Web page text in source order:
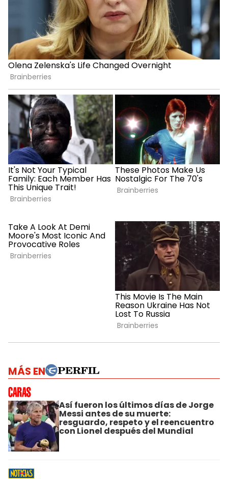
MÁS EN
Así fueron los últimos días de Jorge
Messi antes de su muerte:
resguardo, respeto y el reencuentro
con Lionel después del Mundial